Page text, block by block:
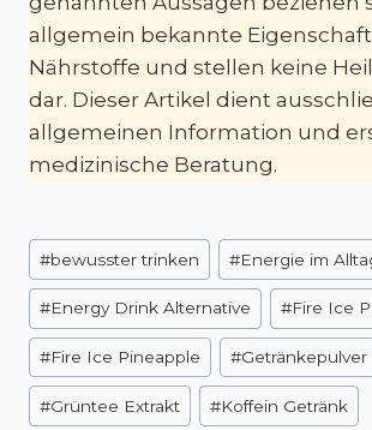
allgemein bekannte
Nährstoffe und stellen keine
dar. Dieser Artikel dient
allgemeinen Information und
medizinische Beratung.
Schlagworte:
#bewusster trinken #Energie im
#Energy Drink Alternative #Fire Ice
#Fire Ice Pineapple #Getränkepulver
#Grüntee Extrakt #Koffein Getränk